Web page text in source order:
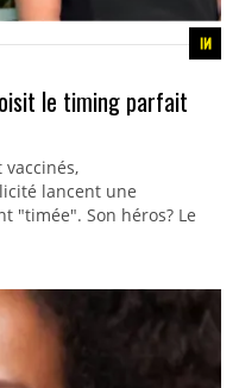
le timing parfait
vaccinés,
lancent une
"timée". Son héros? Le